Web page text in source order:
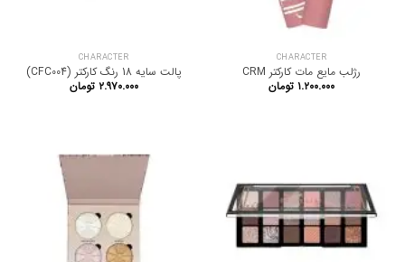
CHARACTER
رژلب مایع مات کارکتر CRM
۱.۲۰۰.۰۰۰ تومان
CHARACTER
پالت سایه 18 رنگ کارکتر (CFC004)
۲.۹۷۰.۰۰۰ تومان